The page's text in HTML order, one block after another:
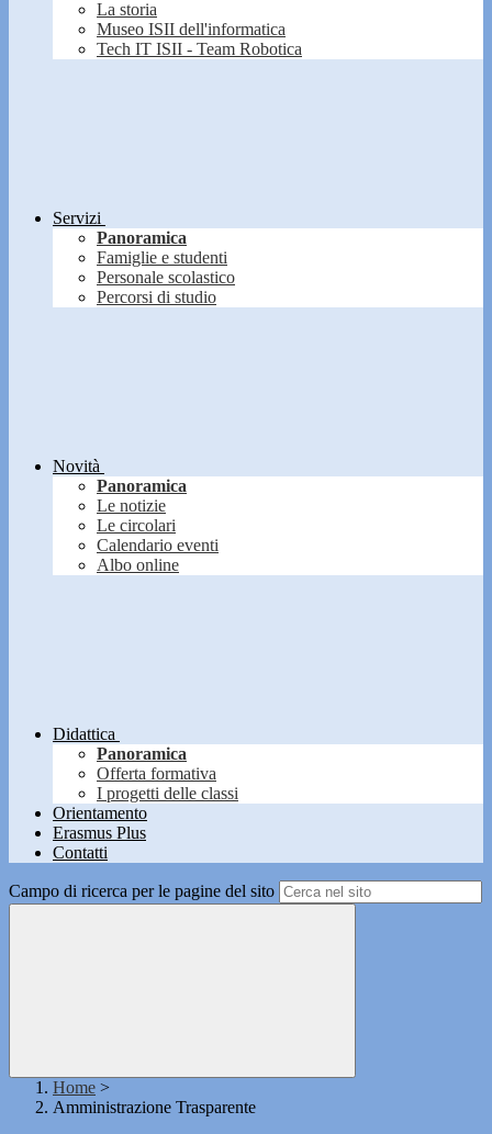
La storia
Museo ISII dell'informatica
Tech IT ISII - Team Robotica
Servizi
Panoramica
Famiglie e studenti
Personale scolastico
Percorsi di studio
Novità
Panoramica
Le notizie
Le circolari
Calendario eventi
Albo online
Didattica
Panoramica
Offerta formativa
I progetti delle classi
Orientamento
Erasmus Plus
Contatti
Campo di ricerca per le pagine del sito
Home >
Amministrazione Trasparente